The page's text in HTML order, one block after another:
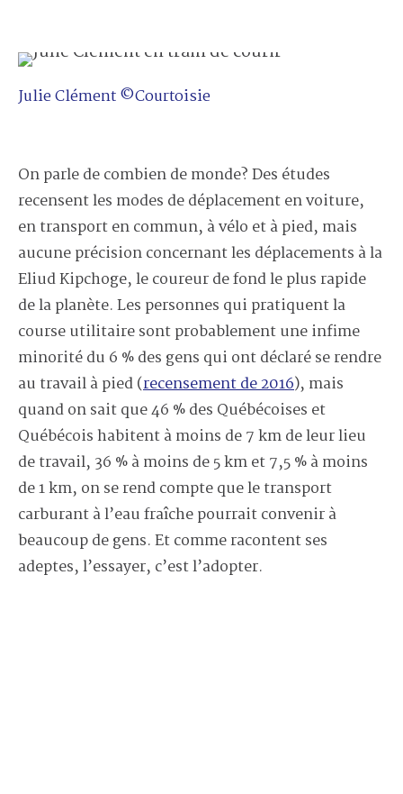
Julie Clément ©Courtoisie
On parle de combien de monde? Des études
recensent les modes de déplacement en voiture,
en transport en commun, à vélo et à pied, mais
aucune précision concernant les déplacements à la
Eliud Kipchoge, le coureur de fond le plus rapide
de la planète. Les personnes qui pratiquent la
course utilitaire sont probablement une infime
minorité du 6 % des gens qui ont déclaré se rendre
au travail à pied (recensement de 2016), mais
quand on sait que 46 % des Québécoises et
Québécois habitent à moins de 7 km de leur lieu
de travail, 36 % à moins de 5 km et 7,5 % à moins
de 1 km, on se rend compte que le transport
carburant à l’eau fraîche pourrait convenir à
beaucoup de gens. Et comme racontent ses
adeptes, l’essayer, c’est l’adopter.